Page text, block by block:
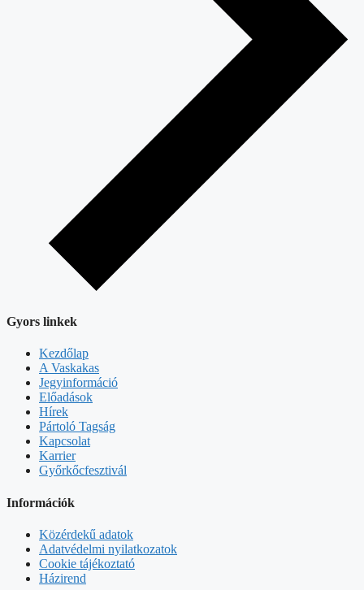
Gyors linkek
Kezdőlap
A Vaskakas
Jegyinformáció
Előadások
Hírek
Pártoló Tagság
Kapcsolat
Karrier
Győrkőcfesztivál
Információk
Közérdekű adatok
Adatvédelmi nyilatkozatok
Cookie tájékoztató
Házirend